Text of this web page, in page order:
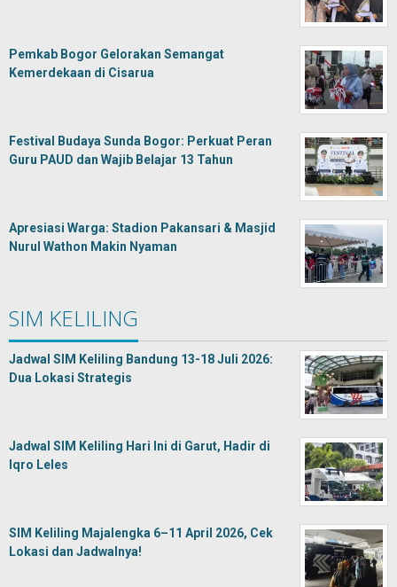
Pemkab Bogor Gelorakan Semangat
Kemerdekaan di Cisarua
Festival Budaya Sunda Bogor: Perkuat Peran
Guru PAUD dan Wajib Belajar 13 Tahun
Apresiasi Warga: Stadion Pakansari & Masjid
Nurul Wathon Makin Nyaman
SIM KELILING
Jadwal SIM Keliling Bandung 13-18 Juli 2026:
Dua Lokasi Strategis
Jadwal SIM Keliling Hari Ini di Garut, Hadir di
Iqro Leles
SIM Keliling Majalengka 6–11 April 2026, Cek
Lokasi dan Jadwalnya!